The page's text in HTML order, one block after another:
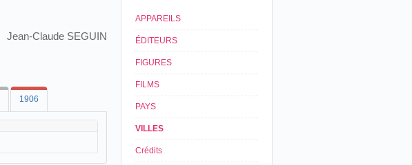
Jean-Claude SEGUIN
1906
APPAREILS
ÉDITEURS
FIGURES
FILMS
PAYS
VILLES
Crédits